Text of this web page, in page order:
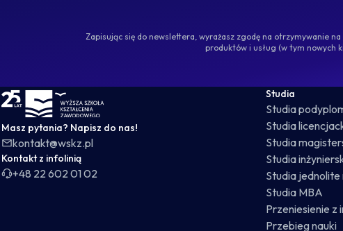
Zapisując się do newslettera, wyrażasz zgodę na otrzymywanie
produktów i usług (w tym nowych
WSKZ - strona główna
Masz pytania? Napisz do nas!
kontakt@wskz.pl
Kontakt z infolinią
+48 22 602 01 02
Studia
Studia
Studia
Studia
Studia
Studia
Studia MBA
Przeniesienie z
Przebieg nauki